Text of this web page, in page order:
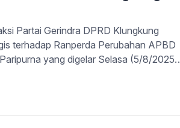
Partai Gerindra DPRD Klungkung
terhadap Ranperda Perubahan APBD
yang digelar Selasa (5/8/2025).
APBD Perubahan benar-benar
2025 tentang Efisiensi Belanja serta
pendapatan dan efisiensi anggaran.